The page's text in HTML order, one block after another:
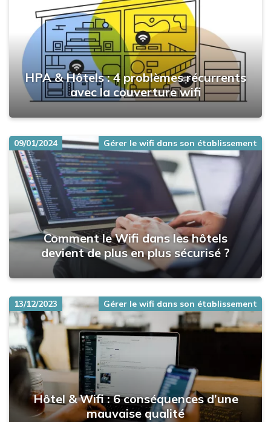
HPA & Hôtels : 4 problèmes récurrents
avec la couverture wifi
Comment le Wifi dans les hôtels
devient de plus en plus sécurisé ?
09/01/2024 Gérer le wifi dans son établissement
Hôtel & Wifi : 6 conséquences d’une
mauvaise qualité
13/12/2023 Gérer le wifi dans son établissement